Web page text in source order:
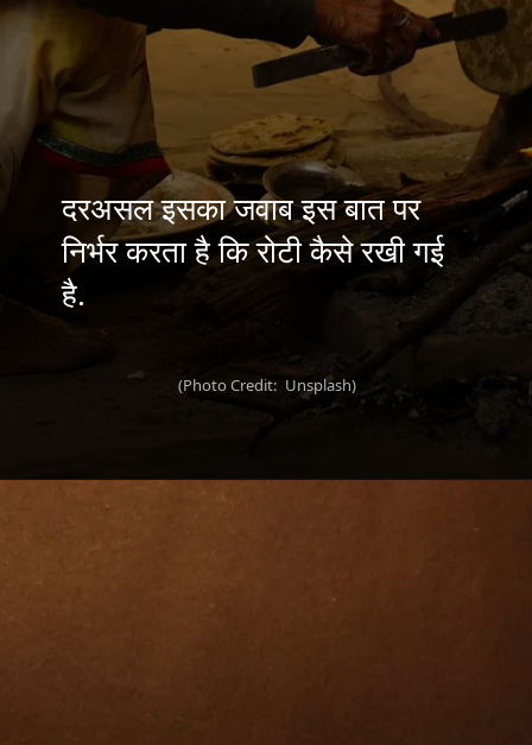
(Photo Credit: Unsplash)
दरअसल इसका जवाब इस बात पर
निर्भर करता है कि रोटी कैसे रखी गई